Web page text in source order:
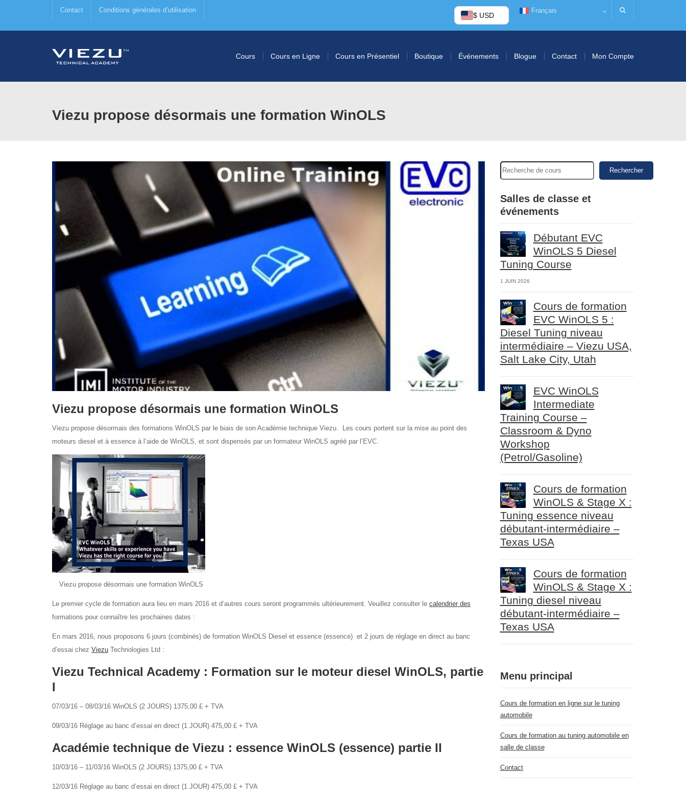
Contact Conditions générales d’utilisation
$ USD
Français
Cours Cours en Ligne Cours en Présentiel Boutique Événements Blogue Contact Mon Compte
Viezu propose désormais une formation WinOLS
Viezu propose désormais une formation WinOLS
Viezu propose désormais des formations WinOLS par le biais de son Académie technique Viezu. Les cours portent sur la mise au point des
moteurs diesel et à essence à l’aide de WinOLS, et sont dispensés par un formateur WinOLS agréé par l’EVC.
Viezu propose désormais une formation WinOLS
Le premier cycle de formation aura lieu en mars 2016 et d’autres cours seront programmés ultérieurement. Veuillez consulter le calendrier des
formations pour connaître les prochaines dates :
En mars 2016, nous proposons 6 jours (combinés) de formation WinOLS Diesel et essence (essence) et 2 jours de réglage en direct au banc
d’essai chez Viezu Technologies Ltd :
Viezu Technical Academy : Formation sur le moteur diesel WinOLS, partie
I
07/03/16 – 08/03/16 WinOLS (2 JOURS) 1375,00 £ + TVA
09/03/16 Réglage au banc d’essai en direct (1 JOUR) 475,00 £ + TVA
Académie technique de Viezu : essence WinOLS (essence) partie II
10/03/16 – 11/03/16 WinOLS (2 JOURS) 1375,00 £ + TVA
12/03/16 Réglage au banc d’essai en direct (1 JOUR) 475,00 £ + TVA
Rechercher
Salles de classe et
événements
Débutant EVC
WinOLS 5 Diesel
Tuning Course
1 JUIN 2026
Cours de formation
EVC WinOLS 5 :
Diesel Tuning niveau
intermédiaire – Viezu USA,
Salt Lake City, Utah
EVC WinOLS
Intermediate
Training Course –
Classroom & Dyno
Workshop
(Petrol/Gasoline)
Cours de formation
WinOLS & Stage X :
Tuning essence niveau
débutant-intermédiaire –
Texas USA
Cours de formation
WinOLS & Stage X :
Tuning diesel niveau
débutant-intermédiaire –
Texas USA
Menu principal
Cours de formation en ligne sur le tuning
automobile
Cours de formation au tuning automobile en
salle de classe
Contact